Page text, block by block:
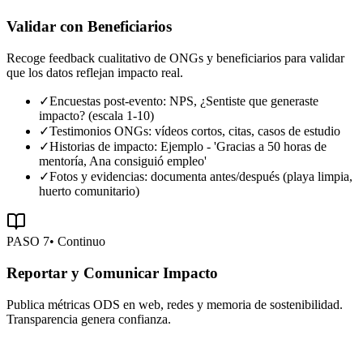
Validar con Beneficiarios
Recoge feedback cualitativo de ONGs y beneficiarios para validar
que los datos reflejan impacto real.
✓Encuestas post-evento: NPS, ¿Sentiste que generaste
impacto? (escala 1-10)
✓Testimonios ONGs: vídeos cortos, citas, casos de estudio
✓Historias de impacto: Ejemplo - 'Gracias a 50 horas de
mentoría, Ana consiguió empleo'
✓Fotos y evidencias: documenta antes/después (playa limpia,
huerto comunitario)
PASO 7• Continuo
Reportar y Comunicar Impacto
Publica métricas ODS en web, redes y memoria de sostenibilidad.
Transparencia genera confianza.